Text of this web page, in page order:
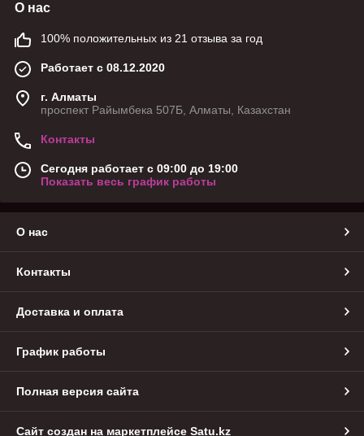
О нас
100% положительных из 21 отзыва за год
Работает с 08.12.2020
г. Алматы
проспект Райымбека 507Б, Алматы, Казахстан
Контакты
Сегодня работает с 09:00 до 19:00
Показать весь график работы
О нас
Контакты
Доставка и оплата
График работы
Полная версия сайта
Сайт создан на маркетплейсе Satu.kz